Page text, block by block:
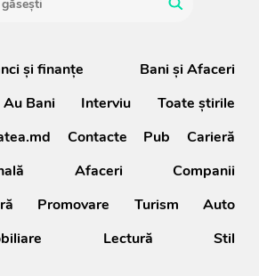
şi finanţe
Bani și Afaceri
Au Bani Interviu
Toate știrile
Contacte Pub
Carieră
Afaceri
Companii
Promovare Turism
Auto
Lectură Stil